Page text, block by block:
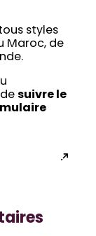
styles
Maroc, de
suivre le